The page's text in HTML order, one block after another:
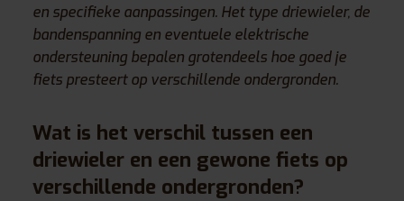
en specifieke aanpassingen. Het type driewieler, de
bandenspanning en eventuele elektrische
ondersteuning bepalen grotendeels hoe goed je
fiets presteert op verschillende ondergronden.
Wat is het verschil tussen een
driewieler en een gewone fiets op
verschillende ondergronden?